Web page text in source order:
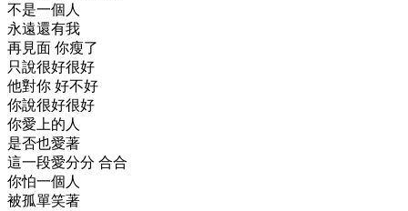
不是一個人
永遠還有我
再見面 你瘦了
只說很好很好
他對你 好不好
你說很好很好
你愛上的人
是否也愛著
這一段愛分分 合合
你怕一個人
被孤單笑著